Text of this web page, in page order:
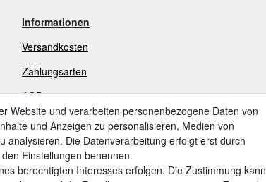
Informationen
Versandkosten
Zahlungsarten
AGB
Widerrufsrecht
Widerrufsformular
Datenschutzerklärung
Website und verarbeiten personenbezogene Daten von
und Anzeigen zu personalisieren, Medien von
analysieren. Die Datenverarbeitung erfolgt erst durch
Einstellungen benennen.
berechtigten Interesses erfolgen. Die Zustimmung kann